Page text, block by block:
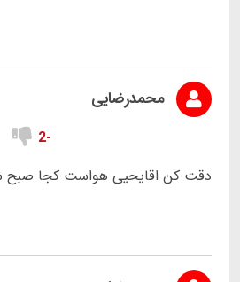
محمدرضایی
-2
دقت کن اقایحیی هواست کجا صبح